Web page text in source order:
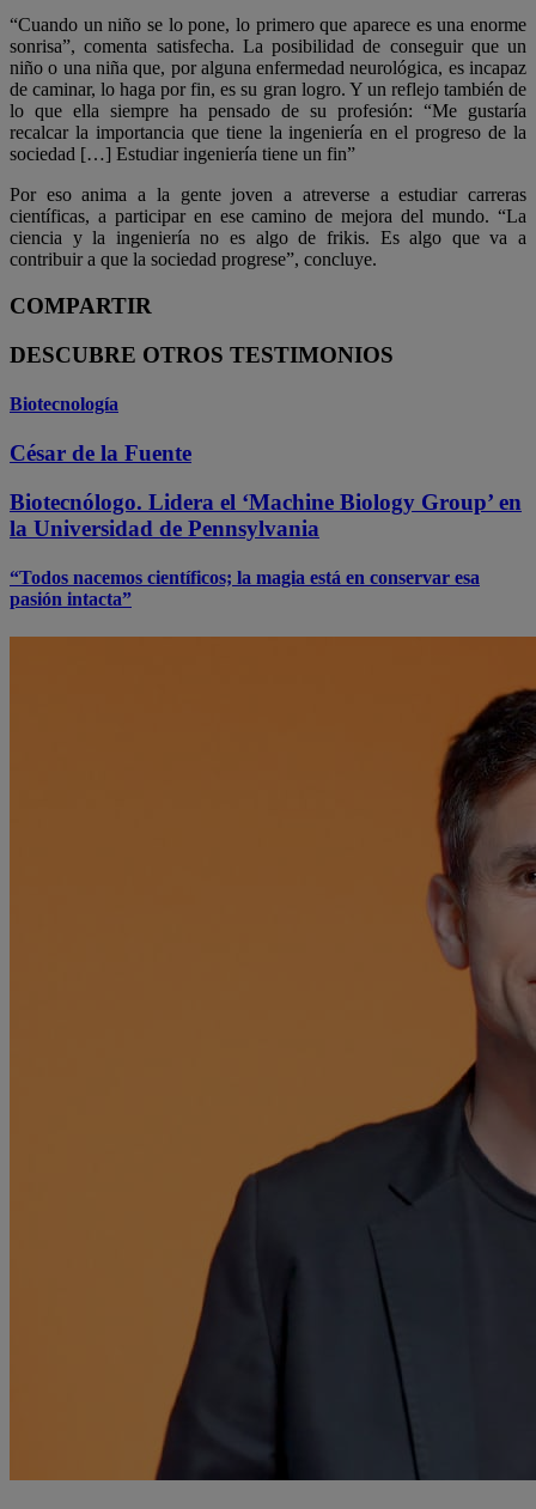
“Cuando un niño se lo pone, lo primero que aparece es una enorme
sonrisa”, comenta satisfecha. La posibilidad de conseguir que un
niño o una niña que, por alguna enfermedad neurológica, es incapaz
de caminar, lo haga por fin, es su gran logro. Y un reflejo también de
lo que ella siempre ha pensado de su profesión: “Me gustaría
recalcar la importancia que tiene la ingeniería en el progreso de la
sociedad […] Estudiar ingeniería tiene un fin”
Por eso anima a la gente joven a atreverse a estudiar carreras
científicas, a participar en ese camino de mejora del mundo. “La
ciencia y la ingeniería no es algo de frikis. Es algo que va a
contribuir a que la sociedad progrese”, concluye.
COMPARTIR
DESCUBRE OTROS TESTIMONIOS
Biotecnología
César de la Fuente
Biotecnólogo. Lidera el ‘Machine Biology Group’ en
la Universidad de Pennsylvania
“Todos nacemos científicos; la magia está en conservar esa
pasión intacta”